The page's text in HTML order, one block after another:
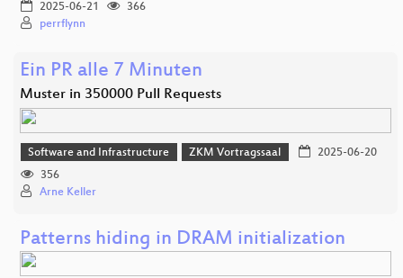
2025-06-21
366
perrflynn
Ein PR alle 7 Minuten
Muster in 350000 Pull Requests
Software and Infrastructure ZKM Vortragssaal
2025-06-20
356
Arne Keller
Patterns hiding in DRAM initialization